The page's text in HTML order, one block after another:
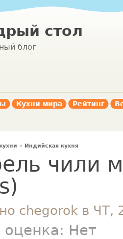
стол
блог
Кухни мира Рейтинг
» Индийская кухня
чили
chegorok в ЧТ,
Нет